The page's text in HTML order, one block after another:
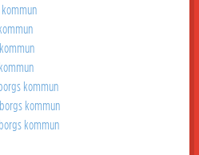
kommun
kommun
kommun